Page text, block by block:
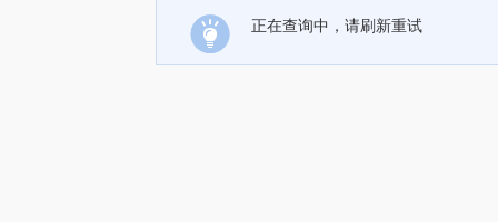
正在查询中，请刷新重试